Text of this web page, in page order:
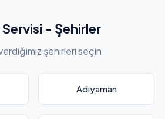
- Şehirler
şehirleri seçin
Adıyaman